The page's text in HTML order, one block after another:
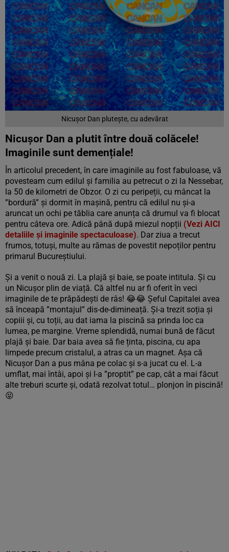
Nicușor Dan plutește, cu adevărat
Nicușor Dan a plutit între două colăcele!
Imaginile sunt demențiale!
În articolul precedent, în care imaginile au fost fabuloase, vă
povesteam cum edilul și familia au petrecut o zi la Nessebar,
la 50 de kilometri de Obzor. O zi cu peripeții, cu mâncat la
”bordură” și dormit în mașină, pentru că edilul nu și-a
aruncat un ochi pe tăblia care anunța că drumul va fi blocat
pentru câteva ore. Adică până după miezul nopții (Vezi AICI
detaliile și imaginile spectaculoase). Dar ziua a trecut
frumos, totuși, multe au rămas de povestit nepoților pentru
primarul Bucureștiului.
Și a venit o nouă zi. La plajă și baie, se poate intitula. Și cu
un Nicușor plin de viață. Că altfel nu ar fi oferit în veci
imaginile de te prăpădești de râs! 😂😂 Șeful Capitalei avea
să înceapă ”montajul” dis-de-dimineață. Și-a trezit soția și
copiii și, cu toții, au dat iama la piscină sa prinda loc ca
lumea, pe margine. Vreme splendidă, numai bună de făcut
plajă și baie. Dar baia avea să fie ținta, piscina, cu apa
limpede precum cristalul, a atras ca un magnet. Așa că
Nicușor Dan a pus mâna pe colac și s-a jucat cu el. L-a
umflat, mai întâi, apoi și l-a ”proptit” pe cap, cât a mai făcut
alte treburi scurte și, odată rezolvat totul… plonjon în piscină!
😝